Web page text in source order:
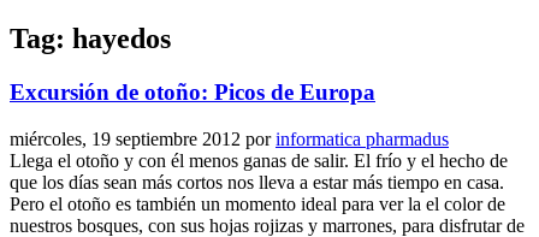
Tag: hayedos
Excursión de otoño: Picos de Europa
miércoles, 19 septiembre 2012 porinformatica pharmadus
Llega el otoño y con él menos ganas de salir. El frío y el hecho de
que los días sean más cortos nos lleva a estar más tiempo en casa.
Pero el otoño es también un momento ideal para ver la el color de
nuestros bosques, con sus hojas rojizas y marrones, para disfrutar de